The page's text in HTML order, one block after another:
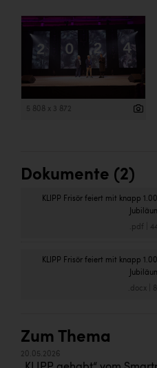
5 808 x 3 872
Dokumente (2)
KLIPP Frisör feiert mit knapp
.pdf
KLIPP Frisör feiert mit knapp
.docx|
Zum Thema
20.05.2026